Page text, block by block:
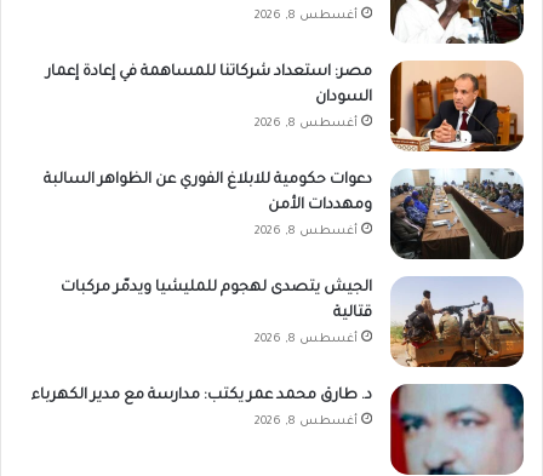
أغسطس 8, 2026
مصر: استعداد شركاتنا للمساهمة في إعادة إعمار
السودان
أغسطس 8, 2026
دعوات حكومية للابلاغ الفوري عن الظواهر السالبة
ومهددات الأمن
أغسطس 8, 2026
الجيش يتصدى لهجوم للمليشيا ويدمّر مركبات
قتالية
أغسطس 8, 2026
د. طارق محمد عمر يكتب: مدارسة مع مدير الكهرباء
أغسطس 8, 2026